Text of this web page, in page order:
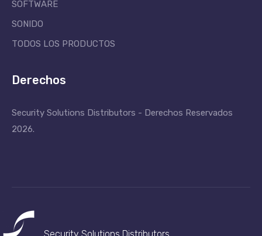
SOFTWARE
SONIDO
TODOS LOS PRODUCTOS
Derechos
Security Solutions Distributors - Derechos Reservados
2026.